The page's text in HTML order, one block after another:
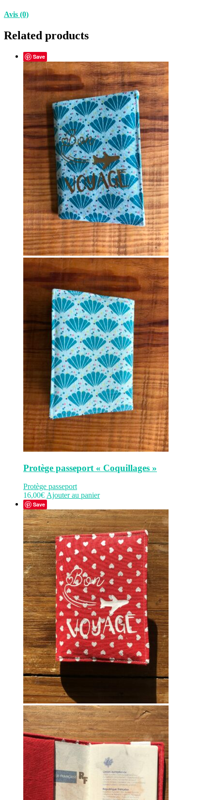
Avis (0)
Related products
Save
Protège passeport « Coquillages »
Protège passeport
16,00€ Ajouter au panier
Save